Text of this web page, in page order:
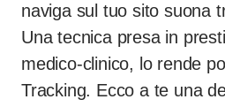
naviga sul tuo sito suona
Una tecnica presa in
medico-clinico, lo rende
Tracking. Ecco a te una